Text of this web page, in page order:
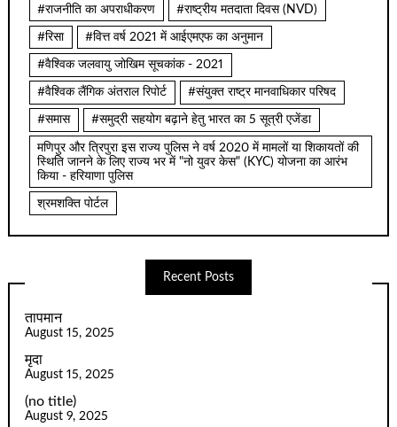
#राजनीति का अपराधीकरण #राष्ट्रीय मतदाता दिवस (NVD)
#रिसा #वित्त वर्ष 2021 में आईएमएफ का अनुमान
#वैश्विक जलवायु जोखिम सूचकांक - 2021
#वैश्विक लैंगिक अंतराल रिपोर्ट #संयुक्त राष्ट्र मानवाधिकार परिषद
#समास #समुद्री सहयोग बढ़ाने हेतु भारत का 5 सूत्री एजेंडा
मणिपुर और त्रिपुरा इस राज्य पुलिस ने वर्ष 2020 में मामलों या शिकायतों की
स्थिति जानने के लिए राज्य भर में "नो युवर केस" (KYC) योजना का आरंभ
किया - हरियाणा पुलिस
श्रमशक्ति पोर्टल
Recent Posts
तापमान
August 15, 2025
मृदा
August 15, 2025
(no title)
August 9, 2025